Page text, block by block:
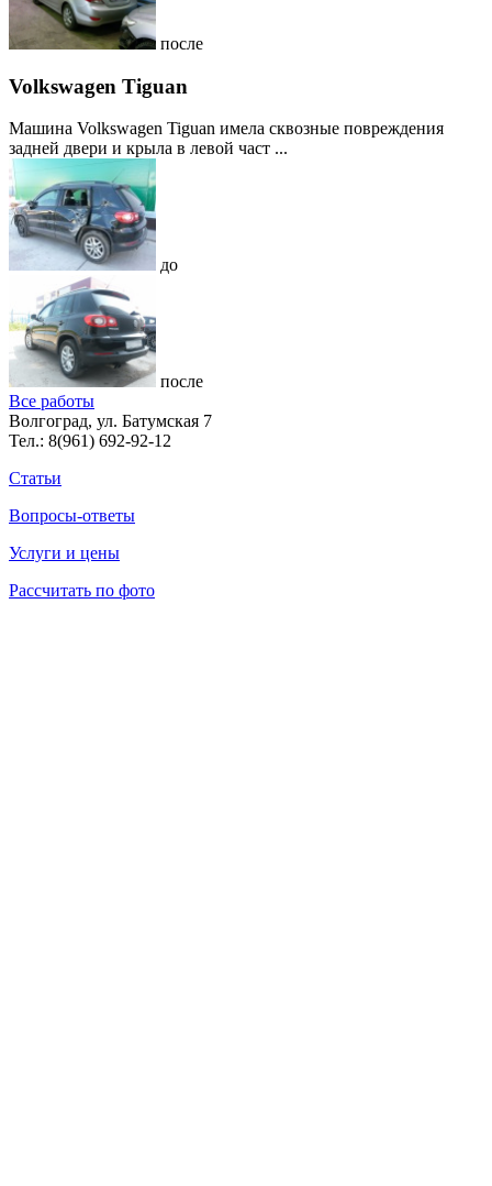
после
Volkswagen Tiguan
Машина Volkswagen Tiguan имела сквозные повреждения
задней двери и крыла в левой част ...
до
после
Все работы
Волгоград, ул. Батумская 7
Тел.: 8(961) 692-92-12
Статьи
Вопросы-ответы
Услуги и цены
Рассчитать по фото